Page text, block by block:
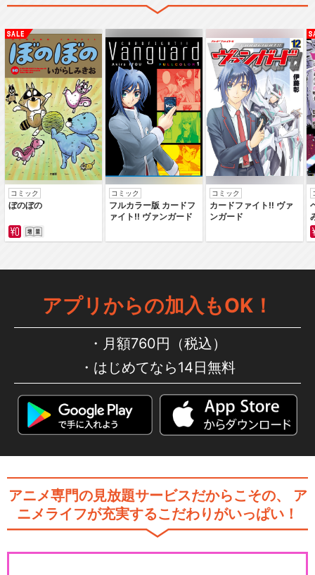
コミック
ぼのぼの
コミック
フルカラー版 カードフ
ァイト‼ ヴァンガード
コミック
カードファイト‼ ヴァ
ンガード
アプリからの加入もOK！
月額760円（税込）
はじめてなら14日無料
アニメ専門の見放題サービスだからこその、
ア
ニメライフが充実するこだわりがいっぱい！